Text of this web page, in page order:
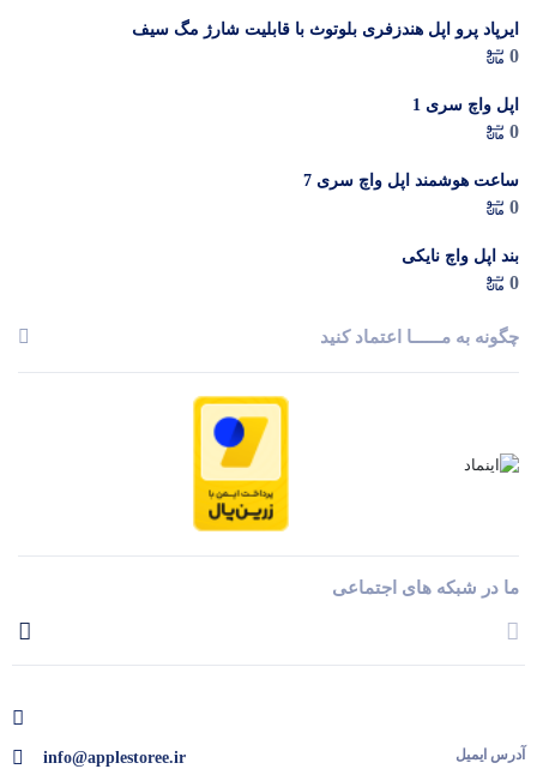
ایرپاد پرو اپل هندزفری بلوتوث با قابلیت شارژ مگ سیف
0
اپل واچ سری 1
0
ساعت هوشمند اپل واچ سری 7
0
بند اپل واچ نایکی
0
چگونه به مــــــا اعتماد کنید
ما در شبکه های اجتماعی
آدرس ایمیل info@applestoree.ir